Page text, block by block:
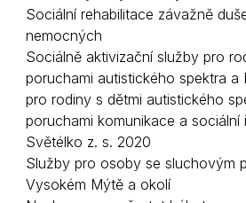
Sociální rehabilitace závažně
nemocných
Sociálně aktivizační služby pro
poruchami autistického spektra a
pro rodiny s dětmi autistického
poruchami komunikace a sociální
Světélko z. s. 2020
Služby pro osoby se sluchovým
Vysokém Mýtě a okolí